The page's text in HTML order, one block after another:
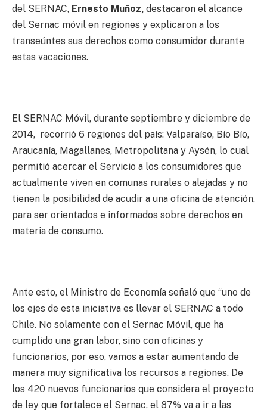
del SERNAC, Ernesto Muñoz, destacaron el alcance
del Sernac móvil en regiones y explicaron a los
transeúntes sus derechos como consumidor durante
estas vacaciones.
El SERNAC Móvil, durante septiembre y diciembre de
2014, recorrió 6 regiones del país: Valparaíso, Bío Bío,
Araucanía, Magallanes, Metropolitana y Aysén, lo cual
permitió acercar el Servicio a los consumidores que
actualmente viven en comunas rurales o alejadas y no
tienen la posibilidad de acudir a una oficina de atención,
para ser orientados e informados sobre derechos en
materia de consumo.
Ante esto, el Ministro de Economía señaló que “uno de
los ejes de esta iniciativa es llevar el SERNAC a todo
Chile. No solamente con el Sernac Móvil, que ha
cumplido una gran labor, sino con oficinas y
funcionarios, por eso, vamos a estar aumentando de
manera muy significativa los recursos a regiones. De
los 420 nuevos funcionarios que considera el proyecto
de ley que fortalece el Sernac, el 87% va a ir a las